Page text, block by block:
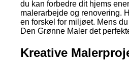
du kan forbedre dit hjems
malerarbejde og renovering.
en forskel for miljøet. Mens
Den Grønne Maler det
Kreative